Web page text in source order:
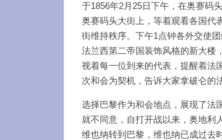
于1856年2月25日下午，在奥赛码
奥赛码头大街上，等着观看各国代
街维持秩序。下午1点钟各外交使
法兰西第二帝国装饰风格的新大楼
视着每一位到来的代表，提醒着法
次和会为契机，告诉大家拿破仑的
选择巴黎作为和会地点，展现了法
就不同意，自打开战以来，奥地利
维也纳转到巴黎，维也纳已成过去